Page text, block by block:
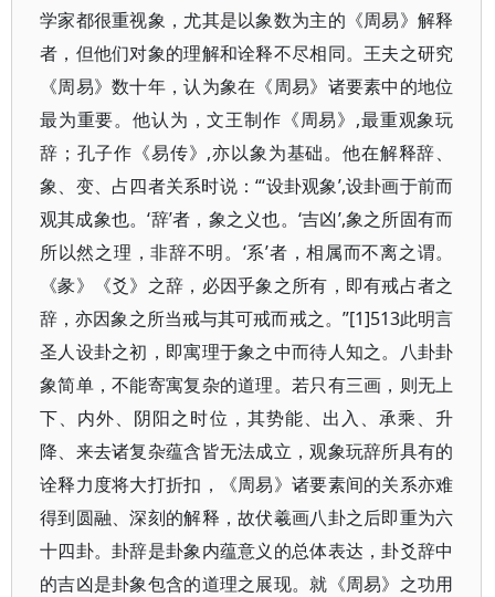
学家都很重视象，尤其是以象数为主的《周易》解释
者，但他们对象的理解和诠释不尽相同。王夫之研究
《周易》数十年，认为象在《周易》诸要素中的地位
最为重要。他认为，文王制作《周易》,最重观象玩
辞；孔子作《易传》,亦以象为基础。他在解释辞、
象、变、占四者关系时说：“‘设卦观象’,设卦画于前而
观其成象也。‘辞’者，象之义也。‘吉凶’,象之所固有而
所以然之理，非辞不明。‘系’者，相属而不离之谓。
《彖》《爻》之辞，必因乎象之所有，即有戒占者之
辞，亦因象之所当戒与其可戒而戒之。”[1]513此明言
圣人设卦之初，即寓理于象之中而待人知之。八卦卦
象简单，不能寄寓复杂的道理。若只有三画，则无上
下、内外、阴阳之时位，其势能、出入、承乘、升
降、来去诸复杂蕴含皆无法成立，观象玩辞所具有的
诠释力度将大打折扣，《周易》诸要素间的关系亦难
得到圆融、深刻的解释，故伏羲画八卦之后即重为六
十四卦。卦辞是卦象内蕴意义的总体表达，卦爻辞中
的吉凶是卦象包含的道理之展现。就《周易》之功用